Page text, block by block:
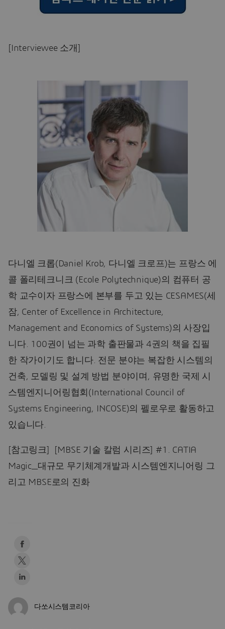
[Interviewee 소개]
다니엘 크롭(Daniel Krob, 다니엘 크로프)는 프랑스 에
콜 폴리테크니크 (Ecole Polytechnique)의 컴퓨터 공
학 교수이자 프랑스에 본부를 두고 있는 CESAMES(세
잠, Center of Excellence in Architecture,
Management and Economics of Systems)의 사장입
니다. 100권이 넘는 과학 출판물과 4권의 책을 집필
한 작가이기도 합니다. 전문 분야는 복잡한 시스템의
건축, 모델링 및 설계 방법 분야이며, 유명한 국제 시
스템엔지니어링협회(International Council of
Systems Engineering, INCOSE)의 펠로우로 활동하고
있습니다.
[참고링크] [MBSE 기술 칼럼 시리즈] #1. CATIA
Magic_대규모 무기체계개발과 시스템엔지니어링 그
리고 MBSE로의 진화
다쏘시스템코리아